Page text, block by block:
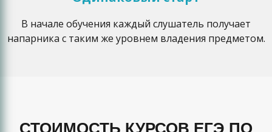
В начале обучения каждый слушатель получает
напарника с таким же уровнем владения предметом.